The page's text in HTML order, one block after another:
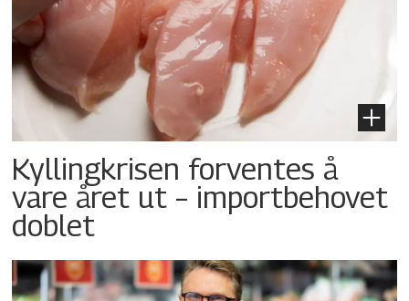
Kyllingkrisen forventes å
vare året ut – importbehovet
doblet